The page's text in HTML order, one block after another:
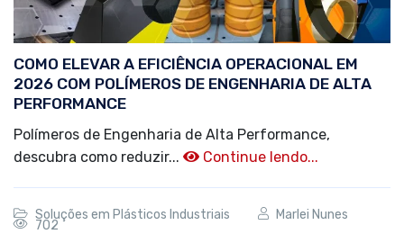
COMO ELEVAR A EFICIÊNCIA OPERACIONAL EM
2026 COM POLÍMEROS DE ENGENHARIA DE ALTA
PERFORMANCE
Polímeros de Engenharia de Alta Performance,
descubra como reduzir...
Continue lendo...
Soluções em Plásticos Industriais Marlei Nunes
702